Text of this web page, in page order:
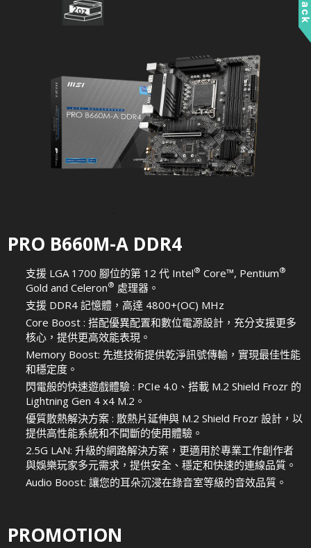
PRO B660M-A DDR4
支援 LGA 1700 腳位的第 12 代 Intel® Core™, Pentium®
Gold and Celeron® 處理器。
支援 DDR4 記憶體，高達 4800+(OC) MHz
Core Boost : 搭配優異配置和數位電源設計，充分支援更多
核心，提供更高效能表現。
Memory Boost: 先進技術提供乾淨訊號傳輸，實現最佳性能
和穩定度。
閃電般的快速遊戲體驗 : PCIe 4.0、搭載 M.2 Shield Frozr 的
Lightning Gen 4 x4 M.2。
優質散熱解決方案 : 散熱片延伸與 M.2 Shield Frozr 設計，以
提供高性能系統和不間斷的使用體驗。
2.5G LAN: 升級的網路解決方案，更適用於專業工作創作者
與娛樂玩家多元需求，提供安全、穩定和快速的連線品質。
Audio Boost: 讓您的耳朵沉浸在錄音室等級的音效品質。
PROMOTION